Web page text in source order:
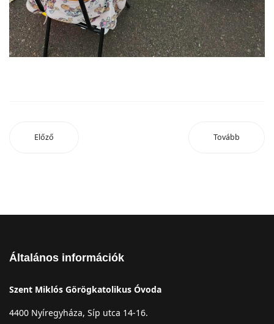
Előző Tovább
Általános információk
Szent Miklós Görögkatolikus Óvoda
4400 Nyíregyháza, Síp utca 14-16.